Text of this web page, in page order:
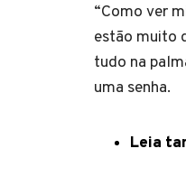
“Como ver
estão muito
tudo na
uma senha.
Leia